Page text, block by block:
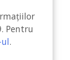
Pentru
.